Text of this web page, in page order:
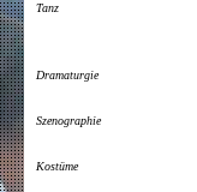
Tanz
Dramaturgie
Szenographie
Kostüme